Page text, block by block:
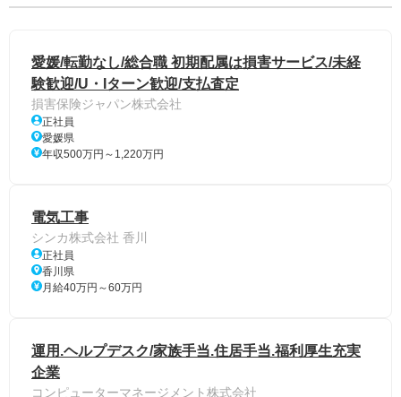
愛媛/転勤なし/総合職 初期配属は損害サービス/未経
験歓迎/U・Iターン歓迎/支払査定
損害保険ジャパン株式会社
正社員
愛媛県
年収500万円～1,220万円
電気工事
シンカ株式会社 香川
正社員
香川県
月給40万円～60万円
運用.ヘルプデスク/家族手当.住居手当.福利厚生充実
企業
コンピューターマネージメント株式会社